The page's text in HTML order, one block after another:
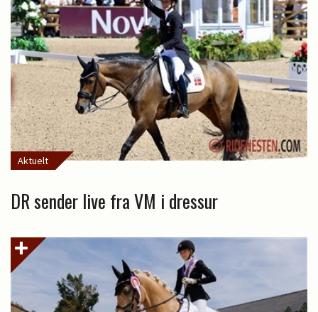
Aktuelt
DR sender live fra VM i dressur